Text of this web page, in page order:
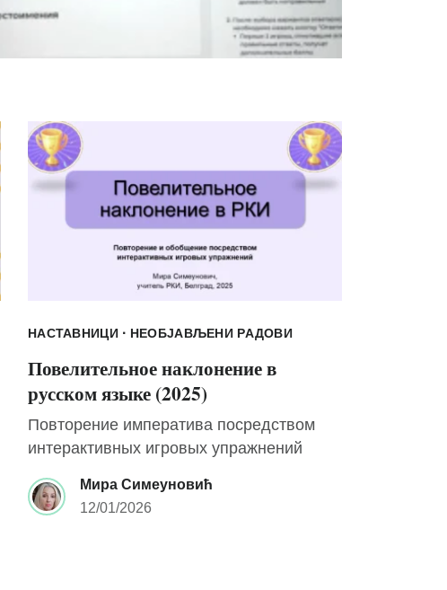
НАСТАВНИЦИ· НЕОБЈАВЉЕНИ РАДОВИ
Повелительное наклонение в
русском языке (2025)
Повторение императива посредством
интерактивных игровых упражнений
Мира Симеуновић
12/01/2026